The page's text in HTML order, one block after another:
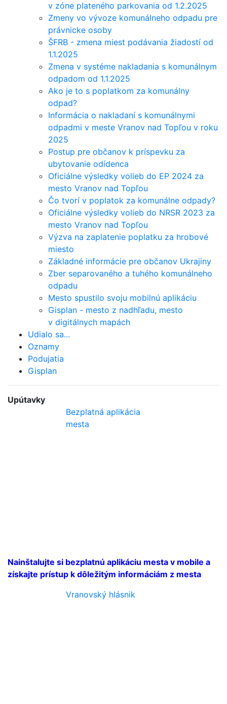
v zóne plateného parkovania od 1.2.2025
Zmeny vo vývoze komunálneho odpadu pre
právnicke osoby
ŠFRB - zmena miest podávania žiadostí od
1.1.2025
Zmena v systéme nakladania s komunálnym
odpadom od 1.1.2025
Ako je to s poplatkom za komunálny
odpad?
Informácia o nakladaní s komunálnymi
odpadmi v meste Vranov nad Topľou v roku
2025
Postup pre občanov k príspevku za
ubytovanie odídenca
Oficiálne výsledky volieb do EP 2024 za
mesto Vranov nad Topľou
Čo tvorí v poplatok za komunálne odpady?
Oficiálne výsledky volieb do NRSR 2023 za
mesto Vranov nad Topľou
Výzva na zaplatenie poplatku za hrobové
miesto
Základné informácie pre občanov Ukrajiny
Zber separovaného a tuhého komunálneho
odpadu
Mesto spustilo svoju mobilnú aplikáciu
Gisplan - mesto z nadhľadu, mesto
v digitálnych mapách
Udialo sa...
Oznamy
Podujatia
Gisplan
Upútavky
Bezplatná aplikácia
mesta
Nainštalujte si bezplatnú aplikáciu mesta v mobile a
získajte prístup k dôležitým informáciám z mesta
Vranovský hlásnik